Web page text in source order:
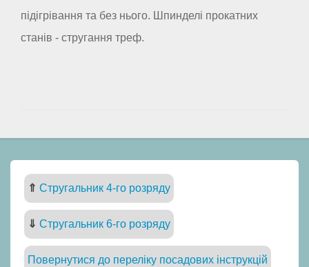
підігрівання та без нього. Шпинделі прокатних
станів - стругання треф.
⇑ Стругальник 4-го розряду
⇓ Стругальник 6-го розряду
Повернутися до переліку посадових інструкцій